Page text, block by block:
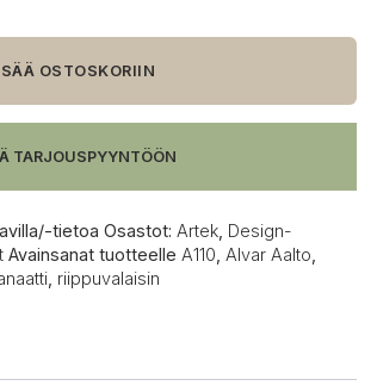
OSTOSKORIIN
TARJOUSPYYNTÖÖN
tietoa Osastot: Artek, Design-
Avainsanat tuotteelle A110 Alvar Aalto
, riippuvalaisin